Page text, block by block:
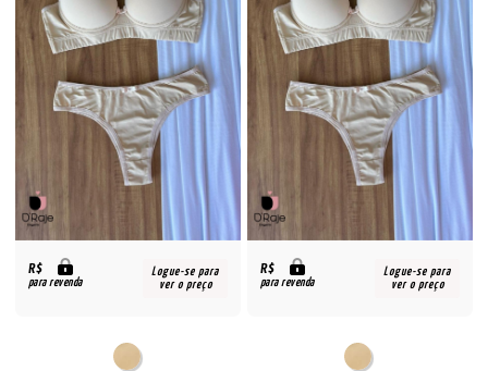
R$
para revenda
Logue-se para
ver o preço
R$
para revenda
Logue-se para
ver o preço